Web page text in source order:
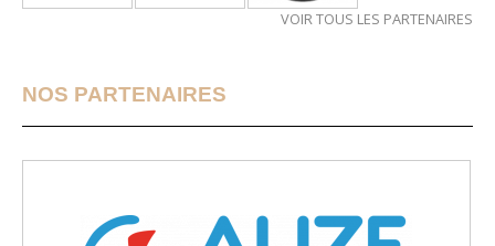
VOIR TOUS LES PARTENAIRES
NOS PARTENAIRES